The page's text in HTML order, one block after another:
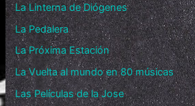
La Linterna de Diógenes
La Pedalera
La Próxima Estación
La Vuelta al mundo en 80 músicas
Las Películas de la Jose